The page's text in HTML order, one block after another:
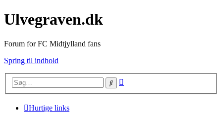
Ulvegraven.dk
Forum for FC Midtjylland fans
Spring til indhold
Søg
Hurtige links